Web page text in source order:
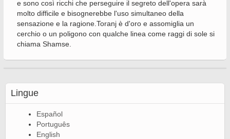
e sono così ricchi che perseguire il segreto dell'opera sarà
molto difficile e bisognerebbe l'uso simultaneo della
sensazione e la ragione.Toranj è d'oro e assomiglia un
cerchio o un poligono con qualche linea come raggi di sole si
chiama Shamse.
Lingue
Español
Português
English